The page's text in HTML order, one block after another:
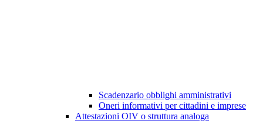
Scadenzario obblighi amministrativi
Oneri informativi per cittadini e imprese
Attestazioni OIV o struttura analoga